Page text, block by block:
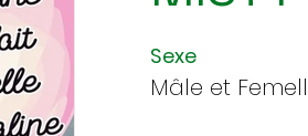
Sexe
Mâle et